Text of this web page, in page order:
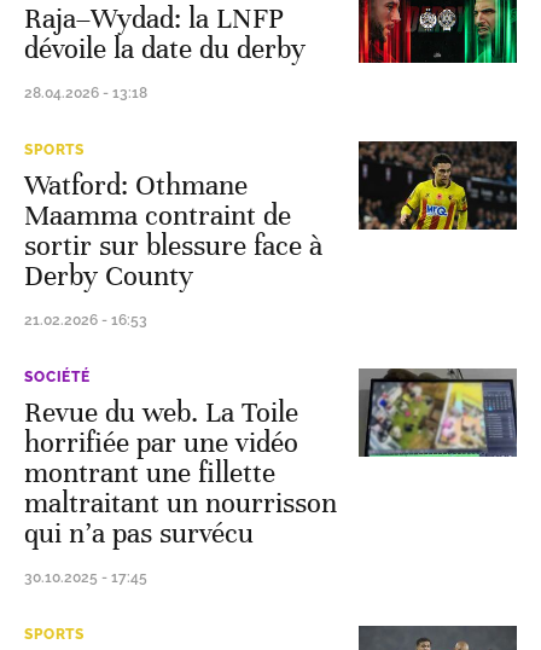
Raja–Wydad: la LNFP
dévoile la date du derby
28.04.2026 - 13:18
SPORTS
Watford: Othmane
Maamma contraint de
sortir sur blessure face à
Derby County
21.02.2026 - 16:53
SOCIÉTÉ
Revue du web. La Toile
horrifiée par une vidéo
montrant une fillette
maltraitant un nourrisson
qui n’a pas survécu
30.10.2025 - 17:45
SPORTS